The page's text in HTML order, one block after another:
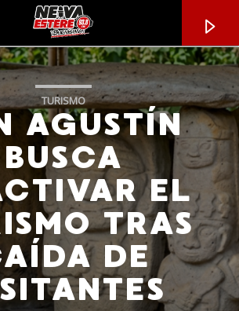
TURISMO
AGUSTÍN
BUSCA
EL
TRAS
DE